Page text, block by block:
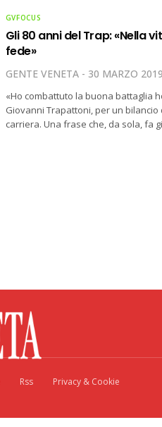
GVFOCUS
Gli 80 anni del Trap: «Nella
fede»
GENTE VENETA 30 MARZO 2019
«Ho combattuto la buona battaglia
Giovanni Trapattoni, per un
carriera. Una frase che, da sola, fa
Rss Privacy & Cookie